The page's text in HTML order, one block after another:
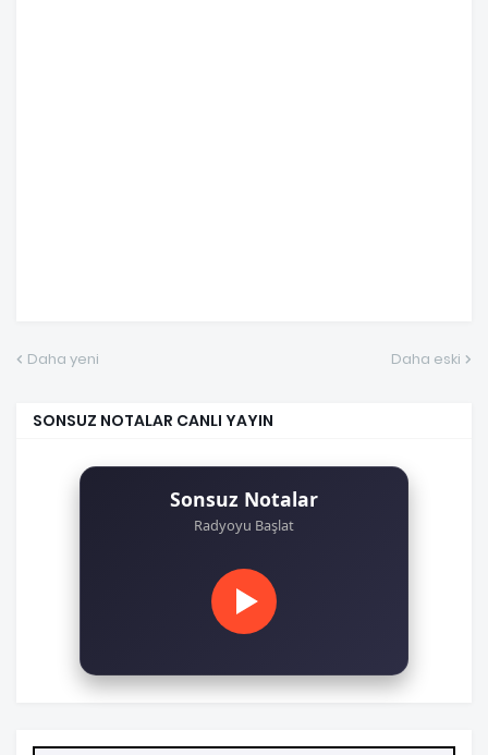
Daha yeni Daha eski
SONSUZ NOTALAR CANLI YAYIN
Sonsuz Notalar
Radyoyu Başlat